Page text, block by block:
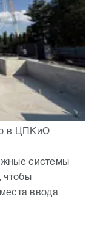
в ЦПКиО
системы
чтобы
ввода